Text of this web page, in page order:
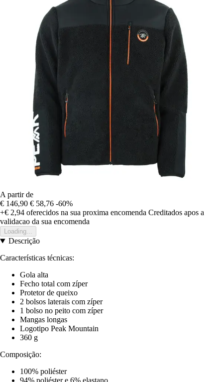
A partir de
€ 146,90 € 58,76 -60%
+€ 2,94 oferecidos na sua proxima encomenda Creditados apos a
validacao da sua encomenda
Loading...
Descrição
Características técnicas:
Gola alta
Fecho total com zíper
Protetor de queixo
2 bolsos laterais com zíper
1 bolso no peito com zíper
Mangas longas
Logotipo Peak Mountain
360 g
Composição:
100% poliéster